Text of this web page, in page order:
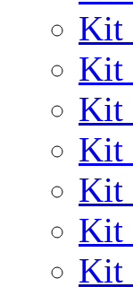
Kit
Kit
Kit
Kit
Kit
Kit
Kit